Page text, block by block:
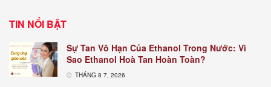
TIN NỔI BẬT
Sự Tan Vô Hạn Của Ethanol Trong Nước: Vì
Sao Ethanol Hoà Tan Hoàn Toàn?
THÁNG 8 7, 2026